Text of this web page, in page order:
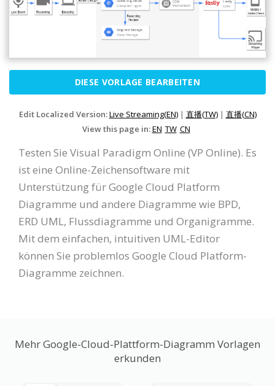
DIESE VORLAGE BEARBEITEN
Edit Localized Version:Live Streaming(EN)| 直播(TW)| 直播(CN)
View this page in:EN TW CN
Testen Sie Visual Paradigm Online (VP Online). Es
ist eine Online-Zeichensoftware mit
Unterstützung für Google Cloud Platform
Diagramme und andere Diagramme wie BPD,
ERD UML, Flussdiagramme und Organigramme.
Mit dem einfachen, intuitiven UML-Editor
können Sie problemlos Google Cloud Platform-
Diagramme zeichnen.
Mehr Google-Cloud-Plattform-Diagramm Vorlagen
erkunden